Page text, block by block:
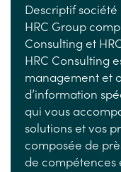
Descriptif société
HRC Group
Consulting et
HRC Consulting
management et
d’information
qui vous
solutions et vos
composée de
de compétences